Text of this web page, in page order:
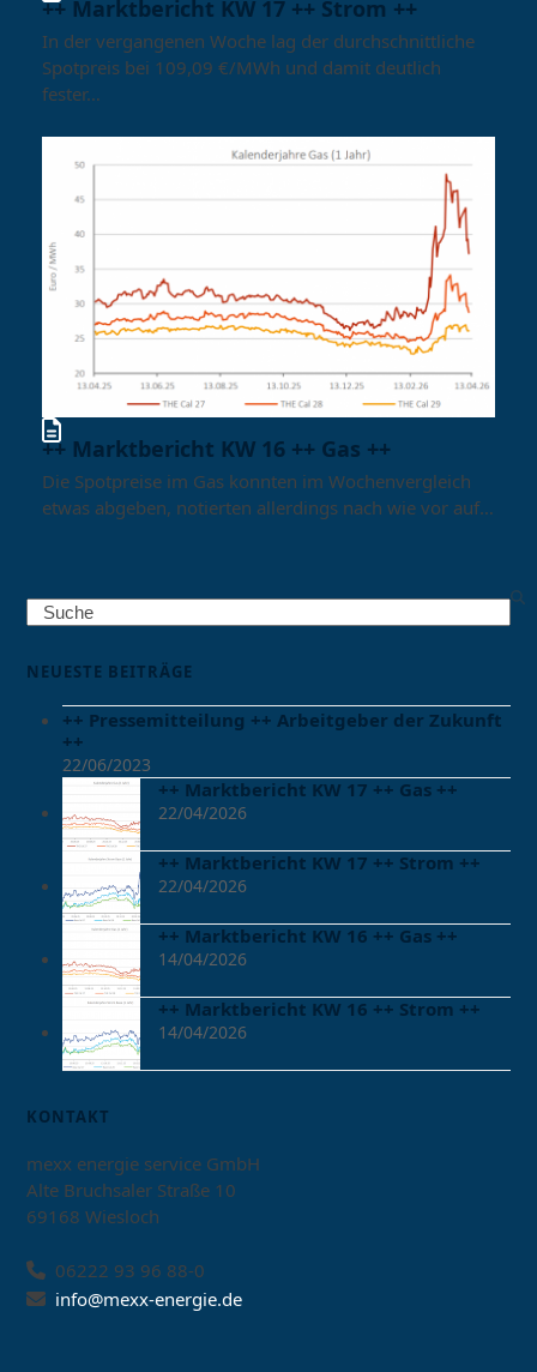
++ Marktbericht KW 17 ++ Strom ++
In der vergangenen Woche lag der durchschnittliche
Spotpreis bei 109,09 €/MWh und damit deutlich
fester…
++ Marktbericht KW 16 ++ Gas ++
Die Spotpreise im Gas konnten im Wochenvergleich
etwas abgeben, notierten allerdings nach wie vor auf…
Search
NEUESTE BEITRÄGE
++ Pressemitteilung ++ Arbeitgeber der Zukunft
++
22/06/2023
++ Marktbericht KW 17 ++ Gas ++
22/04/2026
++ Marktbericht KW 17 ++ Strom ++
22/04/2026
++ Marktbericht KW 16 ++ Gas ++
14/04/2026
++ Marktbericht KW 16 ++ Strom ++
14/04/2026
KONTAKT
mexx energie service GmbH
Alte Bruchsaler Straße 10
69168 Wiesloch
06222 93 96 88-0
info@mexx-energie.de